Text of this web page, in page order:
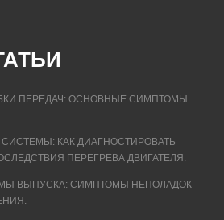
ПЕРЕДАЧ: ОСНОВНЫЕ СИМПТОМЫ
КАК ДИАГНОСТИРОВАТЬ
ПЕРЕГРЕВА ДВИГАТЕЛЯ.
ВЫПУСКА: СИМПТОМЫ НЕПОЛАДОК